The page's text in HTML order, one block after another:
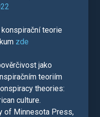
teorie
zde
jako
teoriím
theories:
culture.
of Minnesota Press,